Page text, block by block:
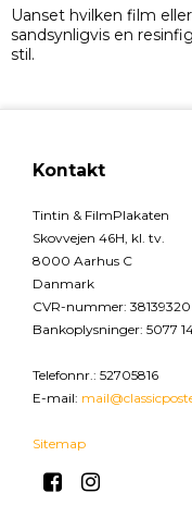
Uanset hvilken film
sandsynligvis en
stil.
Kontakt
Tintin & FilmPlakaten
Skovvejen 46H, kl. tv.
8000 Aarhus C
Danmark
CVR-nummer: 38139320
Bankoplysninger: 5077
Telefonnr.: 52705816
E-mail:
Sitemap